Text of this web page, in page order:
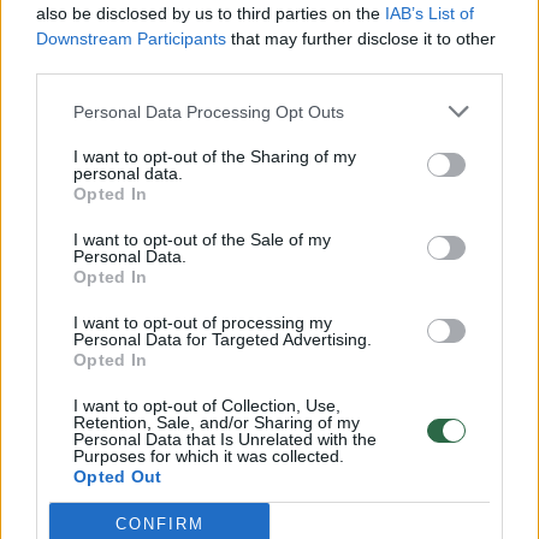
also be disclosed by us to third parties on the IAB’s List of
Downstream Participants that may further disclose it to other
Personal Data Processing Opt Outs
I want to opt-out of the Sharing of my
personal data.
Opted In
I want to opt-out of the Sale of my
Personal Data.
Opted In
I want to opt-out of processing my
Personal Data for Targeted Advertising.
Opted In
I want to opt-out of Collection, Use,
Retention, Sale, and/or Sharing of my
Personal Data that Is Unrelated with the
Purposes for which it was collected.
Opted Out
CONFIRM
Lietuvos diena
00:00:30
Vaizdai iš tragiškos avarijos Vilniaus r.: dviejų moterų ir
Žinios | Lietuvos diena
00:00:59
Nufilmavo, kaip patvino Vilniaus Vakarinis aplinkkelis:
vaizdas pribloškia
Žinios | Lietuvos diena
„Pagarba pirmajai premjerei“: pasidalijo jautriais
prisiminimais apie Kazimierą Prunskienę
Žinios | Lietuvos diena